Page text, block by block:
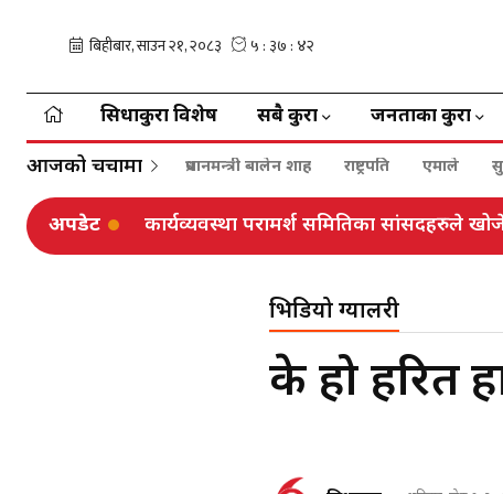
सिधाकुरा विशेष सबै कुरा जनताका कुरा
आजको चर्चामा प्रधानमन्त्री बालेन शाह राष्ट्रपति एमाले
अपडेट कार्यव्यवस्था परामर्श समितिका सांसदहरुले
भिडियो ग्यालरी
के हो हरित